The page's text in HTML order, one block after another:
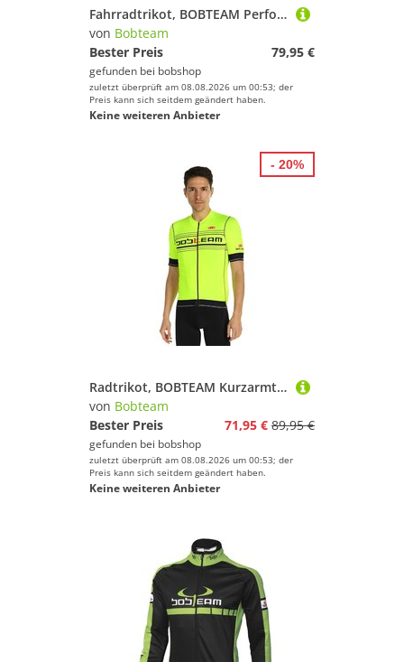
Fahrradtrikot, BOBTEAM Performance Line Langarmtrikot, für Herren, Größe S,
von Bobteam
Bester Preis
79,95 €
gefunden bei bobshop
zuletzt überprüft am 08.08.2026 um 00:53; der
Preis kann sich seitdem geändert haben.
Keine weiteren Anbieter
Radtrikot, BOBTEAM Kurzarmtrikot Scatto, für Herren, Größe M,
von Bobteam
Bester Preis
71,95 € 89,95 €
gefunden bei bobshop
zuletzt überprüft am 08.08.2026 um 00:53; der
Preis kann sich seitdem geändert haben.
Keine weiteren Anbieter
- 20%